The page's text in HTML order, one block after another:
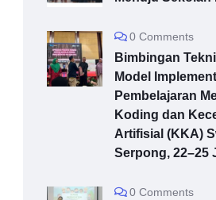
0 Comments
Bimbingan
Model
Pembelajaran
Koding dan
Artifisial (KKA)
Serpong, 22–25
0 Comments